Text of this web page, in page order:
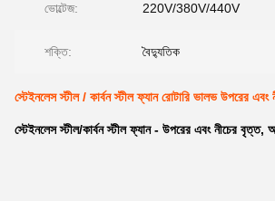
ভোল্টেজ: 220V/380V/440V
শক্তি: বৈদ্যুতিক
স্টেইনলেস স্টীল / কার্বন স্টীল ফ্যান রোটারি ভালভ উপরের
স্টেইনলেস স্টীল/কার্বন স্টীল ফ্যান - উপরের এবং নীচের বৃত্ত,